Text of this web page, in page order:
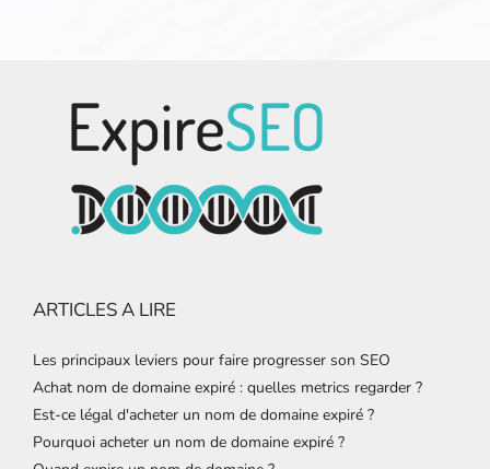
ARTICLES A LIRE
Les principaux leviers pour faire progresser son SEO
Achat nom de domaine expiré : quelles metrics regarder ?
Est-ce légal d'acheter un nom de domaine expiré ?
Pourquoi acheter un nom de domaine expiré ?